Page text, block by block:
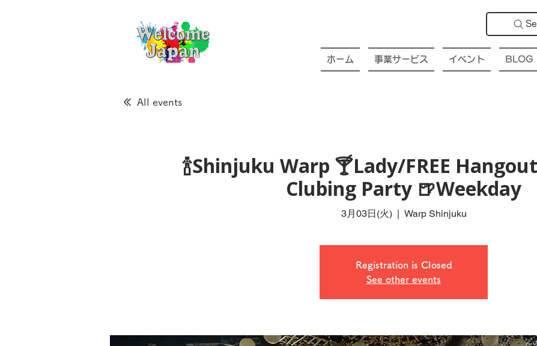
ホーム 事業サービス イベント BLOG
All events
🍾Shinjuku Warp 🍸Lady/FREE
Clubing Party 🍺Weekday
3月03日(火)
  |
Warp Shinjuku
Registration is Closed
See other events